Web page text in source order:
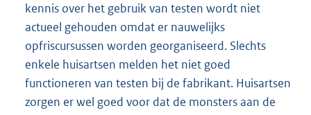
kennis over het gebruik van testen wordt niet
actueel gehouden omdat er nauwelijks
opfriscursussen worden georganiseerd. Slechts
enkele huisartsen melden het niet goed
functioneren van testen bij de fabrikant. Huisartsen
zorgen er wel goed voor dat de monsters aan de